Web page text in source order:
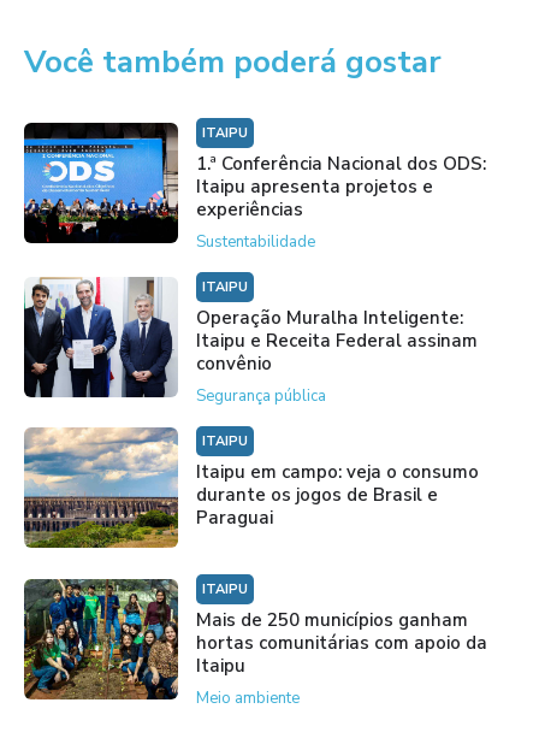
Você também poderá gostar
ITAIPU
1.ª Conferência Nacional dos ODS:
Itaipu apresenta projetos e
experiências
Sustentabilidade
ITAIPU
Operação Muralha Inteligente:
Itaipu e Receita Federal assinam
convênio
Segurança pública
ITAIPU
Itaipu em campo: veja o consumo
durante os jogos de Brasil e
Paraguai
ITAIPU
Mais de 250 municípios ganham
hortas comunitárias com apoio da
Itaipu
Meio ambiente